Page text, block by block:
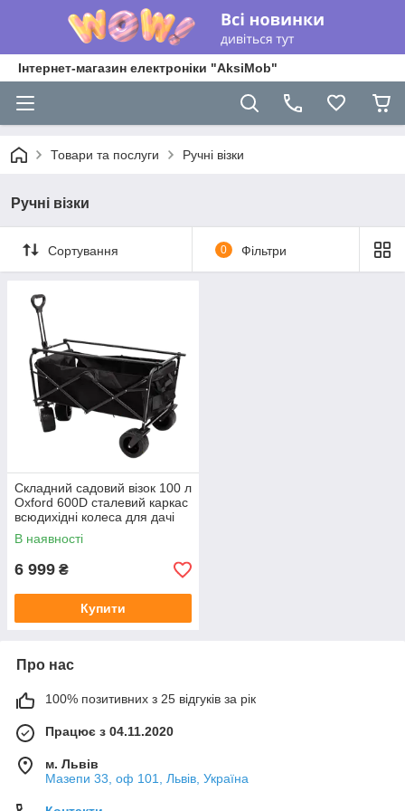
Інтернет-магазин електроніки "AksiMob"
Товари та послуги Ручні візки
Ручні візки
Сортування 0 Фільтри
Складний садовий візок 100 л
Oxford 600D сталевий каркас
всюдихідні колеса для дачі
В наявності
6 999 ₴
Купити
Про нас
100% позитивних з 25 відгуків за рік
Працює з 04.11.2020
м. Львів
Мазепи 33, оф 101, Львів, Україна